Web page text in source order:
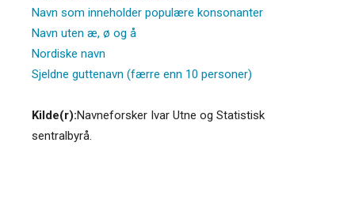
Navn som inneholder populære konsonanter
Navn uten æ, ø og å
Nordiske navn
Sjeldne guttenavn (færre enn 10 personer)
Kilde(r):Navneforsker Ivar Utne og Statistisk
sentralbyrå.